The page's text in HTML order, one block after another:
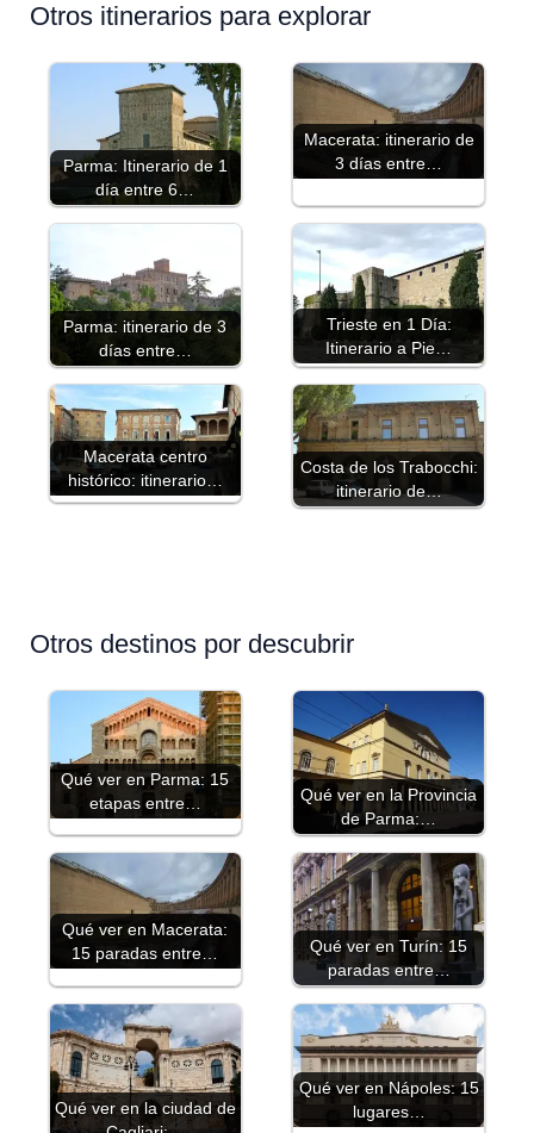
Otros itinerarios para explorar
Parma: Itinerario de 1
día entre 6…
Macerata: itinerario de
3 días entre…
Parma: itinerario de 3
días entre…
Trieste en 1 Día:
Itinerario a Pie…
Macerata centro
histórico: itinerario…
Costa de los Trabocchi:
itinerario de…
Otros destinos por descubrir
Qué ver en Parma: 15
etapas entre…
Qué ver en la Provincia
de Parma:…
Qué ver en Macerata:
15 paradas entre…
Qué ver en Turín: 15
paradas entre…
Qué ver en la ciudad de
Qué ver en Nápoles: 15
lugares…